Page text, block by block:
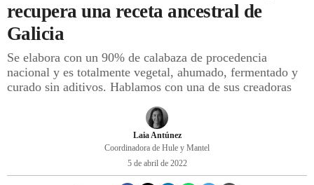
DÓNDE COMER
ÍDOLOS DE MESAS
CUADERNO DE VIAJE
recupera una receta ancestral de
Galicia
Se elabora con un 90% de calabaza de procedencia
nacional y es totalmente vegetal, ahumado, fermentado y
curado sin aditivos. Hablamos con una de sus creadoras
Laia Antúnez
Coordinadora de Hule y Mantel
5 de abril de 2022